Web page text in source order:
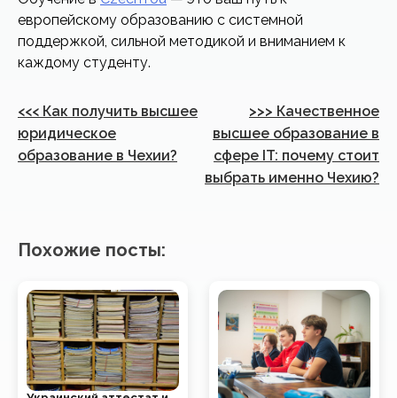
европейскому образованию с системной
поддержкой, сильной методикой и вниманием к
каждому студенту.
Навигация
по
записям
<<< Как получить высшее
юридическое
образование в Чехии?
>>> Качественное
высшее образование в
сфере IT: почему стоит
выбрать именно Чехию?
Похожие посты: